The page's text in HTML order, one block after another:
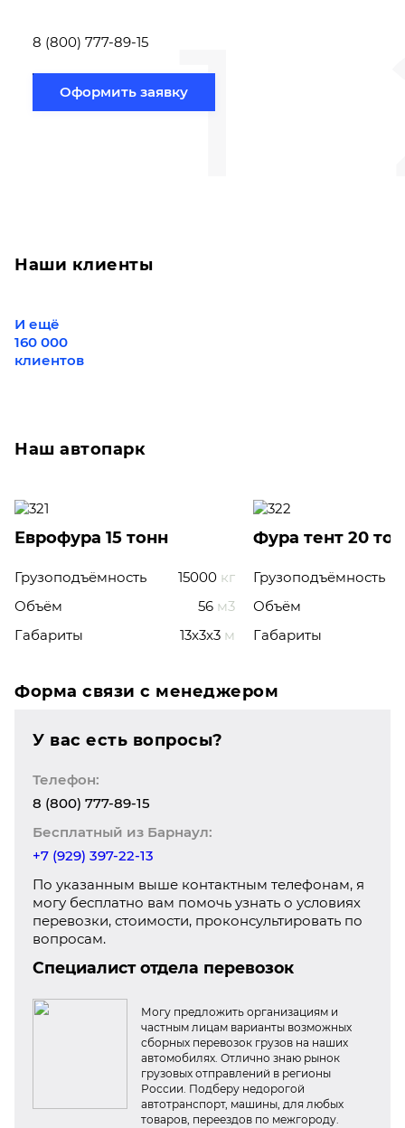
1
8 (800) 777-89-15
Оформить заявку
Наши клиенты
И ещё
160 000
клиентов
Наш автопарк
Еврофура 15 тонн
Грузоподъёмность 15000 кг
Объём
56 м3
Габариты
13x3x3 м
Фура тент 20
Грузоподъёмность
Объём
Габариты
Форма связи с менеджером
У вас есть вопросы?
Телефон:
8 (800) 777-89-15
Бесплатный из Барнаул:
+7 (929) 397-22-13
По указанным выше контактным телефонам, я
могу бесплатно вам помочь узнать о условиях
перевозки, стоимости, проконсультировать по
вопросам.
Специалист отдела перевозок
Могу предложить организациям и
частным лицам варианты возможных
сборных перевозок грузов на наших
автомобилях. Отлично знаю рынок
грузовых отправлений в регионы
России. Подберу недорогой
автотранспорт, машины, для любых
товаров, переездов по межгороду.